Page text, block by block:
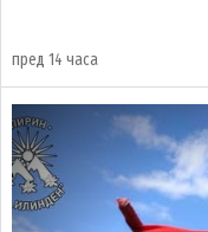
пред 14 часа